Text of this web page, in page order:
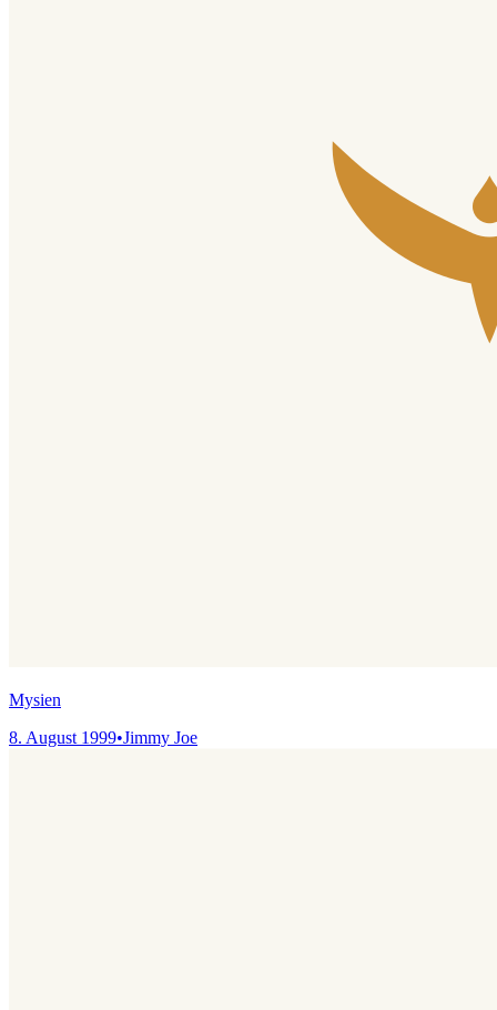
Mysien
8. August 1999•Jimmy Joe